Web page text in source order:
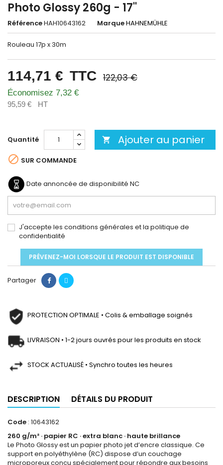
Photo Glossy 260g - 17''
RéférenceHAH10643162 MarqueHAHNEMÜHLE
Rouleau 17p x 30m
114,71 € TTC 122,03 €
Économisez 7,32 €
95,59 € HT
Quantité  Ajouter au panier
 SUR COMMANDE
Date annoncée de disponibilité NC
J'accepte les conditions générales et la politique de
confidentialité
PRÉVENEZ-MOI LORSQUE LE PRODUIT EST DISPONIBLE
Partager
PROTECTION OPTIMALE • Colis & emballage soignés
LIVRAISON • 1-2 jours ouvrés pour les produits en stock
STOCK ACTUALISÉ • Synchro toutes les heures
DESCRIPTION DÉTAILS DU PRODUIT
Code : 10643162
260 g/m² · papier RC · extra blanc · haute brillance
Le Photo Glossy est un papier photo jet d’encre classique. Ce
support en polyéthylène (RC) dispose d’un couchage
microporeux conçu spécialement pour répondre aux besoins